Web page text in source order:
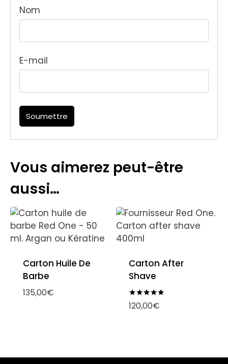
Nom
E-mail
Vous aimerez peut-être
aussi…
Carton Huile De
Barbe
135,00€
Carton After
Shave
Note
5.00
120,00€